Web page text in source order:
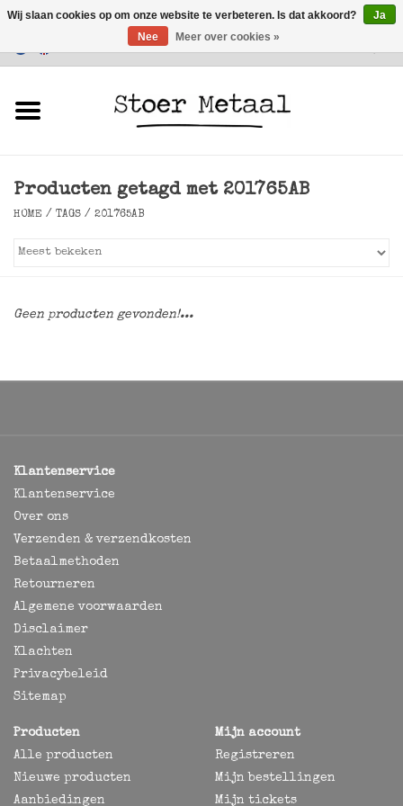
Klantenservice
Verlichting
Producten getagd met 201765AB
HOME / TAGS / 201765AB
Geen producten gevonden!...
Klantenservice
Klantenservice
Over ons
Verzenden & verzendkosten
Betaalmethoden
Retourneren
Algemene voorwaarden
Disclaimer
Klachten
Privacybeleid
Sitemap
Producten
Alle producten
Nieuwe producten
Aanbiedingen
Mijn account
Registreren
Mijn bestellingen
Mijn tickets
Wij slaan cookies op om onze website te verbeteren. Is dat akkoord?
Ja
Nee
Meer over cookies »